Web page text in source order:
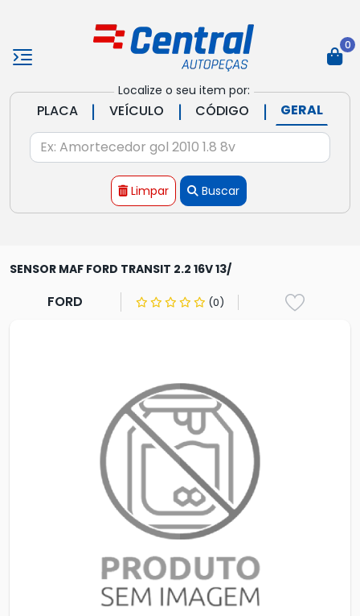
Localize o seu item por:
PLACA | VEÍCULO | CÓDIGO | GERAL
Limpar Buscar
0
SENSOR MAF FORD TRANSIT 2.2 16V 13/
FORD (0)